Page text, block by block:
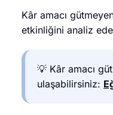
Kâr amacı
etkinliğini analiz
💡 Kâr amacı
ulaşabilirsiniz: